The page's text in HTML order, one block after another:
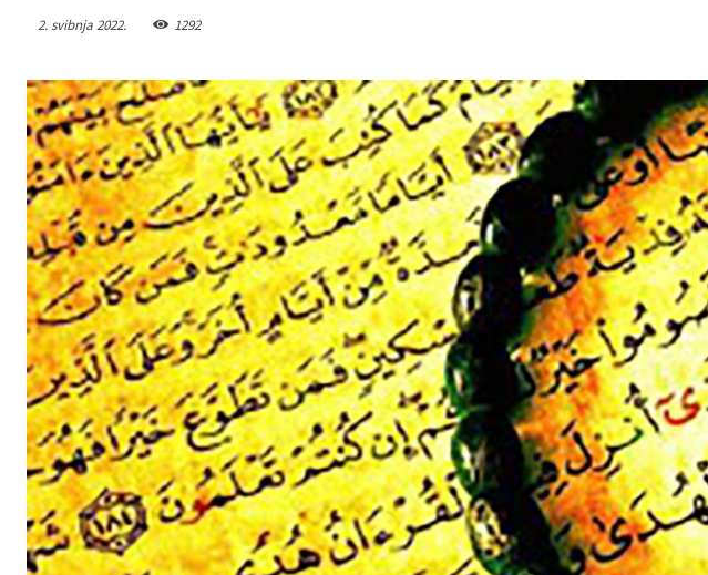
2. svibnja 2022. 1292